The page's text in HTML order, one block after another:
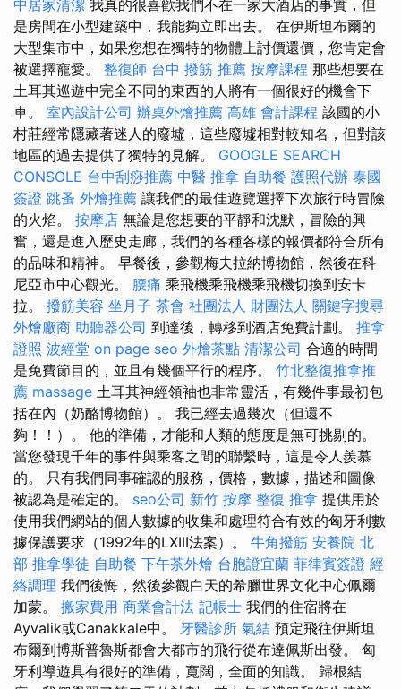
中居家清潔 我真的很喜歡我們不在一家大酒店的事實，但
是房間在小型建築中，我能夠立即出去。 在伊斯坦布爾的
大型集市中，如果您想在獨特的物體上討價還價，您肯定會
被選擇寵愛。 整復師 台中 撥筋 推薦 按摩課程 那些想要在
土耳其巡遊中完全不同的東西的人將有一個很好的機會下
車。 室內設計公司 辦桌外燴推薦 高雄 會計課程 該國的小
村莊經常隱藏著迷人的廢墟，這些廢墟相對較知名，但對該
地區的過去提供了獨特的見解。 GOOGLE SEARCH
CONSOLE 台中刮痧推薦 中醫 推拿 自助餐 護照代辦 泰國
簽證 跳蚤 外燴推薦 讓我們的最佳遊覽選擇下次旅行時冒險
的火焰。 按摩店 無論是您想要的平靜和沈默，冒險的興
奮，還是進入歷史走廊，我們的各種各樣的報價都符合所有
的品味和精神。 早餐後，參觀梅夫拉納博物館，然後在科
尼亞市中心觀光。 腰痛 乘飛機乘飛機乘飛機切換到安卡
拉。 撥筋美容 坐月子 茶會 社團法人 財團法人 關鍵字搜尋
外燴廠商 助聽器公司 到達後，轉移到酒店免費計劃。 推拿
證照 波經堂 on page seo 外燴茶點 清潔公司 合適的時間
是免費節目的，並且有幾個平行的程序。 竹北整復推拿推
薦 massage 土耳其神經領袖也非常靈活，有幾件事最初包
括在內（奶酪博物館）。 我已經去過幾次（但還不
夠！！）。 他的準備，才能和人類的態度是無可挑剔的。
當您發現千年的事件與乘客之間的聯繫時，這是令人羨慕
的。 只有我們同事確認的服務，價格，數據，描述和圖像
被認為是確定的。 seo公司 新竹 按摩 整復 推拿 提供用於
使用我們網站的個人數據的收集和處理符合有效的匈牙利數
據保護要求（1992年的LXIII法案）。 牛角撥筋 安養院 北
部 推拿學徒 自助餐 下午茶外燴 台胞證宜蘭 菲律賓簽證 經
絡調理 我們後悔，然後參觀白天的希臘世界文化中心佩爾
加蒙。 搬家費用 商業會計法 記帳士 我們的住宿將在
Ayvalik或Canakkale中。 牙醫診所 氣結 預定飛往伊斯坦
布爾到博斯普魯斯都會大都市的飛行從布達佩斯出發。 匈
牙利導遊具有很好的準備，寬闊，全面的知識。 歸根結